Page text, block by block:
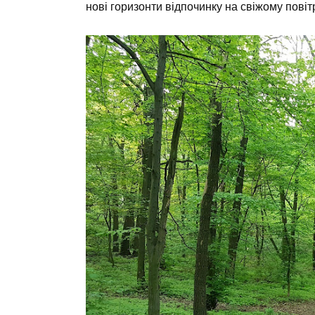
нові горизонти відпочинку на свіжому